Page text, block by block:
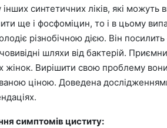
синтетичних ліків, які можуть
ще і фосфоміцин, то і в цьому
різнобічною дією. Він
шляхи від бактерій.
жінок. Вирішити свою проблему
ціною. Доведена дослідженнями
симптомів циститу: